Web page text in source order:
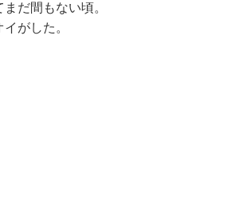
だ間もない頃。
がした。